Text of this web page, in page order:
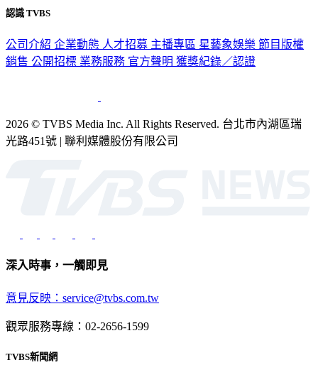
認識 TVBS
公司介紹 企業動態 人才招募 主播專區 星藝象娛樂 節目版權
銷售 公開招標 業務服務 官方聲明 獲獎紀錄／認證
2026 © TVBS Media Inc. All Rights Reserved. 台北市內湖區瑞
光路451號 | 聯利媒體股份有限公司
深入時事，一觸即見
意見反映：service@tvbs.com.tw
觀眾服務專線：02-2656-1599
TVBS新聞網